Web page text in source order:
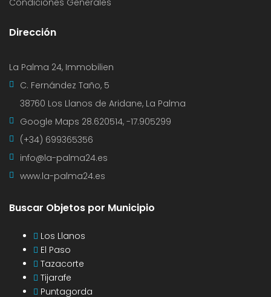
Dirección
La Palma 24, Immobilien
C. Fernández Taño, 5
38760 Los Llanos de Aridane, La Palma
Google Maps 28.620514, -17.905299
(+34) 699365356
info@la-palma24.es
www.la-palma24.es
Buscar Objetos por Municipio
Los Llanos
El Paso
Tazacorte
Tijarafe
Puntagorda